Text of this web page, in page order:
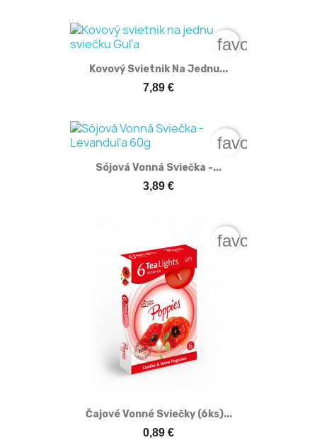
Kovový Svietnik Na Jednu...
7,89 €
Sójová Vonná Sviečka -...
3,89 €
Čajové Vonné Sviečky (6ks)...
0,89 €